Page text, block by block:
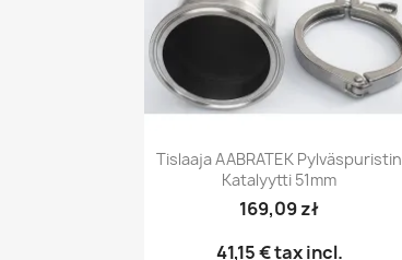
Pikakatselu
Tislaaja AABRATEK Pylväspuristin
Katalyytti 51mm
169,09 zł
41,15 €tax incl.